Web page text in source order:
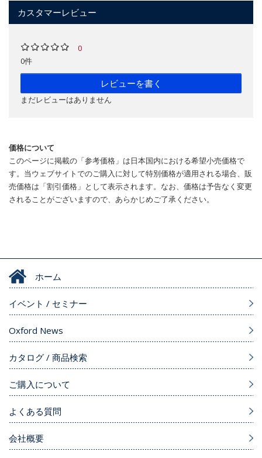
カスタマーレビュー
0
0件
レビューを書く
まだレビューはありません
価格について
このページに掲載の「参考価格」は日本国内における希望小売価格で
す。当ウェブサイトでのご購入に対して特別価格が適用される場合、販
売価格は「割引価格」として表示されます。なお、価格は予告なく変更
されることがございますので、あらかじめご了承ください。
ホーム
イベント / セミナー
Oxford News
カタログ / 商品検索
ご購入について
よくある質問
会社概要